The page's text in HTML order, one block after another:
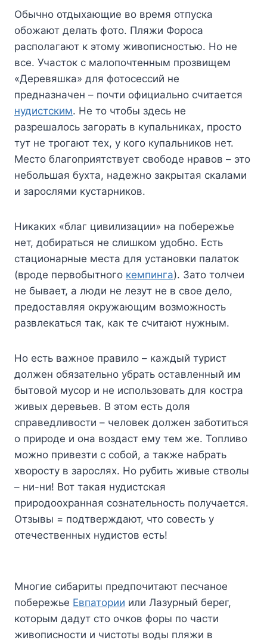
Обычно отдыхающие во время отпуска
обожают делать фото. Пляжи Фороса
располагают к этому живописностью. Но не
все. Участок с малопочтенным прозвищем
«Деревяшка» для фотосессий не
предназначен – почти официально считается
нудистским. Не то чтобы здесь не
разрешалось загорать в купальниках, просто
тут не трогают тех, у кого купальников нет.
Место благоприятствует свободе нравов – это
небольшая бухта, надежно закрытая скалами
и зарослями кустарников.
Никаких «благ цивилизации» на побережье
нет, добираться не слишком удобно. Есть
стационарные места для установки палаток
(вроде первобытного кемпинга). Зато толчеи
не бывает, а люди не лезут не в свое дело,
предоставляя окружающим возможность
развлекаться так, как те считают нужным.
Но есть важное правило – каждый турист
должен обязательно убрать оставленный им
бытовой мусор и не использовать для костра
живых деревьев. В этом есть доля
справедливости – человек должен заботиться
о природе и она воздаст ему тем же. Топливо
можно привезти с собой, а также набрать
хворосту в зарослях. Но рубить живые стволы
– ни-ни! Вот такая нудистская
природоохранная сознательность получается.
Отзывы = подтверждают, что совесть у
отечественных нудистов есть!
Многие сибариты предпочитают песчаное
побережье Евпатории или Лазурный берег,
которым дадут сто очков форы по части
живописности и чистоты воды пляжи в